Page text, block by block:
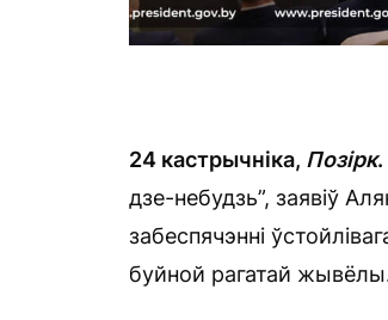
24 кастрычніка, Позірк.
дзе-небудзь”, заявіў
забеспячэнні
буйной рагатай